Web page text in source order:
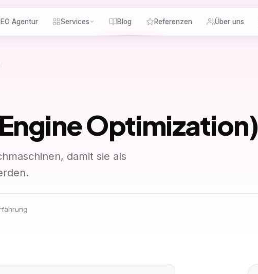
Agentur Services Blog Referenzen Über uns
Optimization)
damit sie als